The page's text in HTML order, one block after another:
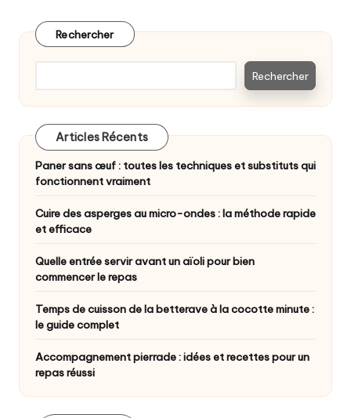
Rechercher
Rechercher
Articles Récents
Paner sans œuf : toutes les techniques et substituts qui
fonctionnent vraiment
Cuire des asperges au micro-ondes : la méthode rapide
et efficace
Quelle entrée servir avant un aïoli pour bien
commencer le repas
Temps de cuisson de la betterave à la cocotte minute :
le guide complet
Accompagnement pierrade : idées et recettes pour un
repas réussi